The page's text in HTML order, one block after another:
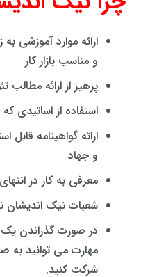
ارائه موارد آموزشی
و مناسب بازار کار
پرهیز از ارائه مطالب
استفاده از اساتیدی
ارائه گواهینامه قابل
و جهاد
معرفی به کار در
شعبات نیک اندیشان
در صورت گذراندن یک
مهارت می توانید به
شرکت کنید.